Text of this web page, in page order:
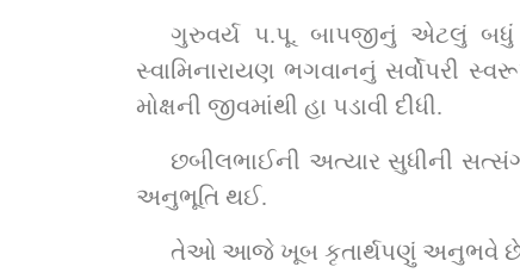
ગુરુવર્ય પ.પૂ. બાપજીનું એટલું
સ્વામિનારાયણ ભગવાનનું સર્વોપરી
મોક્ષની જીવમાંથી હા પડાવી દીધી.
છબીલભાઈની અત્યાર સુધીની
અનુભૂતિ થઈ.
તેઓ આજે ખૂબ કૃતાર્થપણું અનુભવે છે.